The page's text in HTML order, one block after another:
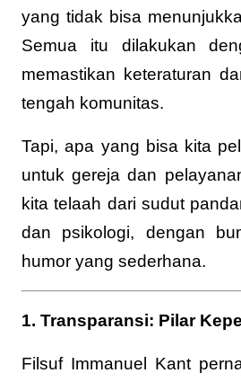
yang tidak bisa
Semua itu dilakukan
memastikan keteraturan
tengah komunitas.
Tapi, apa yang bisa kita
untuk gereja dan
kita telaah dari sudut
dan psikologi, dengan
humor yang sederhana.
1. Transparansi: Pilar
Filsuf Immanuel Kant